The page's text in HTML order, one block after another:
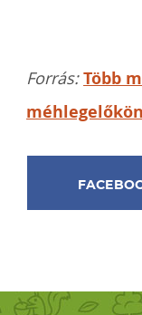
Forrás: Több